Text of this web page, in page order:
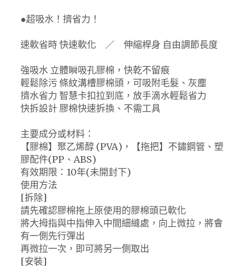
●超吸水！擠省力！
速軟省時 快速軟化 ／ 伸縮桿身 自由調節長度
強吸水 立體瞬吸孔膠棉，快乾不留痕
輕鬆除污 條紋溝槽膠棉頭，可吸附毛髮、灰塵
擠水省力 智慧卡扣拉到底，放手滴水輕鬆省力
快拆設計 膠棉快速拆換、不需工具
主要成分或材料：
【膠棉】聚乙烯醇 (PVA)，【拖把】不鏽鋼管、塑
膠配件(PP、ABS)
有效期限：10年(未開封下)
使用方法
[拆除]
請先確認膠棉拖上原使用的膠棉頭已軟化
將大拇指與中指伸入中間細縫處，向上微拉，將會
有一側先行彈出
再微拉一次，即可將另一側取出
[安裝]